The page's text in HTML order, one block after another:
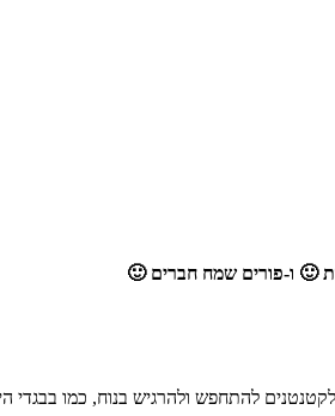
🙂 ו-פורים שמח חברים 🙂
פורים איכותית, בטיחותית, יפיפייה וטרנדית לתינוקות בגילאי 0-18 חודשים המאפשרת